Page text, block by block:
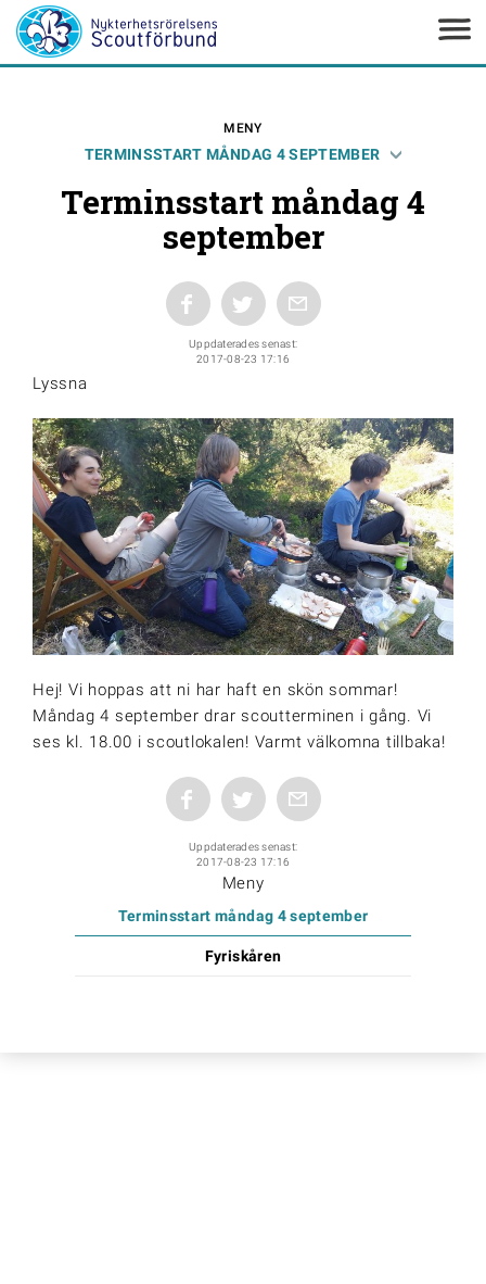
MENY
TERMINSSTART MÅNDAG 4 SEPTEMBER
Terminsstart måndag 4
september
Uppdaterades senast:
2017-08-23 17:16
Lyssna
Hej! Vi hoppas att ni har haft en skön sommar!
Måndag 4 september drar scoutterminen i gång. Vi
ses kl. 18.00 i scoutlokalen! Varmt välkomna tillbaka!
Uppdaterades senast:
2017-08-23 17:16
Meny
Terminsstart måndag 4 september
Fyriskåren